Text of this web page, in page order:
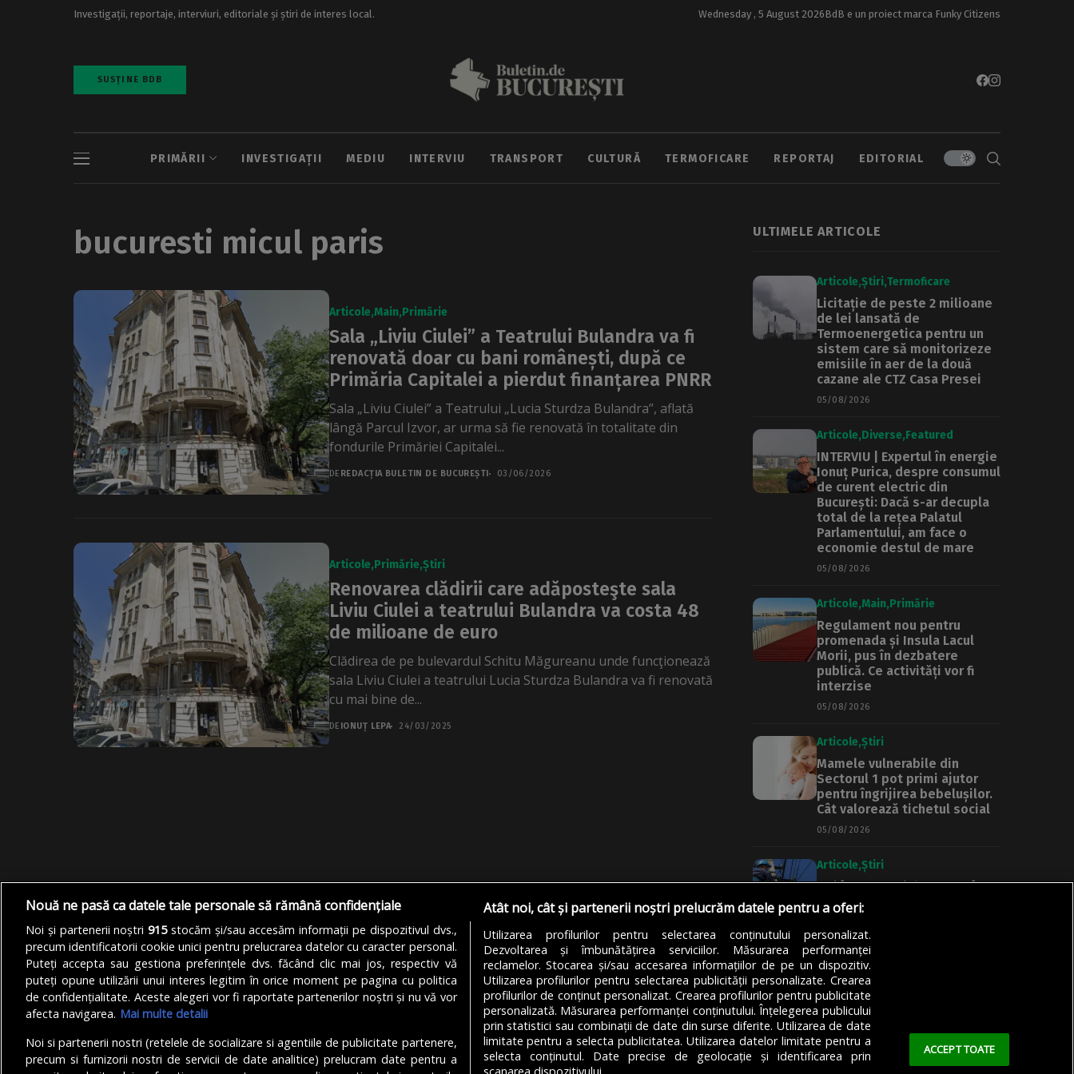
Investigații, reportaje, interviuri, editoriale și știri de interes local. Wednesday , 5 August 2026BdB e un proiect marca Funky Citizens
SUSȚINE BDB
PRIMĂRII INVESTIGAȚII MEDIU INTERVIU TRANSPORT CULTURĂ TERMOFICARE REPORTAJ EDITORIAL
bucuresti micul paris
Articole Main Primărie
Sala „Liviu Ciulei” a Teatrului Bulandra va fi
renovată doar cu bani românești, după ce
Primăria Capitalei a pierdut finanțarea PNRR
Sala „Liviu Ciulei” a Teatrului „Lucia Sturdza Bulandra”, aflată
lângă Parcul Izvor, ar urma să fie renovată în totalitate din
fondurile Primăriei Capitalei...
DE REDACȚIA BULETIN DE BUCUREȘTI 03/06/2026
Articole Primărie Știri
Renovarea clădirii care adăposteşte sala
Liviu Ciulei a teatrului Bulandra va costa 48
de milioane de euro
Clădirea de pe bulevardul Schitu Măgureanu unde funcţionează
sala Liviu Ciulei a teatrului Lucia Sturdza Bulandra va fi renovată
cu mai bine de...
DE IONUȚ LEPA 24/03/2025
ULTIMELE ARTICOLE
Articole Știri Termoficare
Licitație de peste 2 milioane
de lei lansată de
Termoenergetica pentru un
sistem care să monitorizeze
emisiile în aer de la două
cazane ale CTZ Casa Presei
05/08/2026
Articole Diverse Featured
INTERVIU | Expertul în energie
Ionuț Purica, despre consumul
de curent electric din
București: Dacă s-ar decupla
total de la rețea Palatul
Parlamentului, am face o
economie destul de mare
05/08/2026
Articole Main Primărie
Regulament nou pentru
promenada și Insula Lacul
Morii, pus în dezbatere
publică. Ce activități vor fi
interzise
05/08/2026
Articole Știri
Mamele vulnerabile din
Sectorul 1 pot primi ajutor
pentru îngrijirea bebelușilor.
Cât valorează tichetul social
05/08/2026
Articole Știri
Noi întreruperi de curent în
București, Ilfov și Giurgiu.
Rețele Electrice Muntenia
transmite lista actualizată a
străzilor afectate
05/08/2026
MODIFICĂ SETĂRILE COOKIES
Nouă ne pasă ca datele tale personale să rămână confidențiale
Noi și partenerii noștri915stocăm și/sau accesăm informații pe dispozitivul dvs.,
precum identificatorii cookie unici pentru prelucrarea datelor cu caracter personal.
Puteți accepta sau gestiona preferințele dvs. făcând clic mai jos, respectiv vă
puteți opune utilizării unui interes legitim în orice moment pe pagina cu politica
de confidențialitate. Aceste alegeri vor fi raportate partenerilor noștri și nu vă vor
afecta navigarea. Mai multe detalii
Noi si partenerii nostri (retelele de socializare si agentiile de publicitate partenere,
precum si furnizorii nostri de servicii de date analitice) prelucram date pentru a
Atât noi, cât și partenerii noștri prelucrăm datele pentru a oferi:
Utilizarea profilurilor pentru selectarea conținutului personalizat.
Dezvoltarea și îmbunătățirea serviciilor. Măsurarea performanței
reclamelor. Stocarea și/sau accesarea informațiilor de pe un dispozitiv.
Utilizarea profilurilor pentru selectarea publicității personalizate. Crearea
profilurilor de conținut personalizat. Crearea profilurilor pentru publicitate
personalizată. Măsurarea performanței conținutului. Înțelegerea publicului
prin statistici sau combinații de date din surse diferite. Utilizarea de date
limitate pentru a selecta publicitatea. Utilizarea datelor limitate pentru a
selecta conținutul. Date precise de geolocație și identificarea prin
ACCEPT TOATE